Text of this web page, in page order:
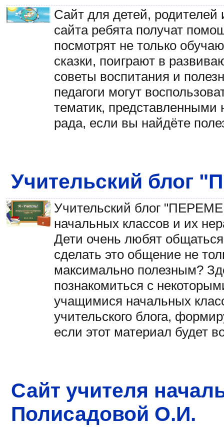
Сайт для детей, родителей
сайта ребята получат
посмотрят не только
сказки, поиграют в
советы воспитания и
педагоги могут
тематик, представленными
рада, если вы найдёте
Учительский блог
Учительский блог
начальных классов и их
Дети очень любят
сделать это общение не
максимально полезным?
познакомиться с
учащимися начальных
учительского блога,
если этот материал будет
Сайт учителя
Полисадовой О.И.